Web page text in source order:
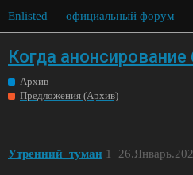
Enlisted — официальный форум
Когда анонсирование
Архив
Предложения (Архив)
Утренний_туман 1